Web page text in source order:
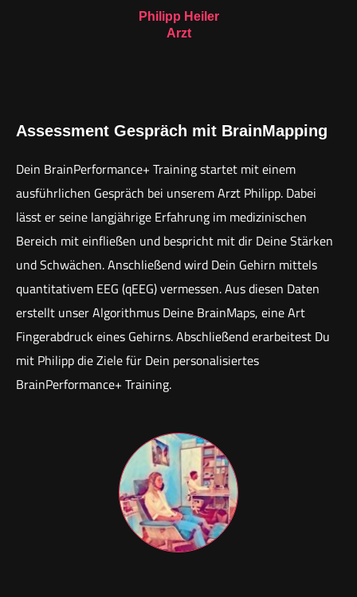
Philipp Heiler
Arzt
Assessment Gespräch mit BrainMapping
Dein BrainPerformance+ Training startet mit einem
ausführlichen Gespräch bei unserem Arzt Philipp. Dabei
lässt er seine langjährige Erfahrung im medizinischen
Bereich mit einfließen und bespricht mit dir Deine Stärken
und Schwächen. Anschließend wird Dein Gehirn mittels
quantitativem EEG (qEEG) vermessen. Aus diesen Daten
erstellt unser Algorithmus Deine BrainMaps, eine Art
Fingerabdruck eines Gehirns. Abschließend erarbeitest Du
mit Philipp die Ziele für Dein personalisiertes
BrainPerformance+ Training.